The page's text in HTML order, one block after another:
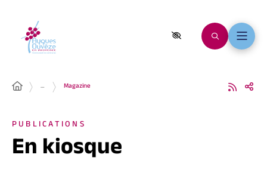
… Magazine
PUBLICATIONS
En kiosque